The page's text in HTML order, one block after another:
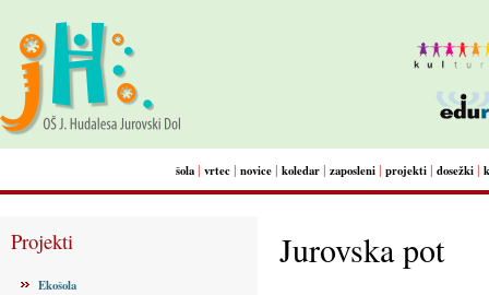
šola | vrtec | novice | koledar | zaposleni | projekti | dosežki |
Projekti
Ekošola
Jurovska pot